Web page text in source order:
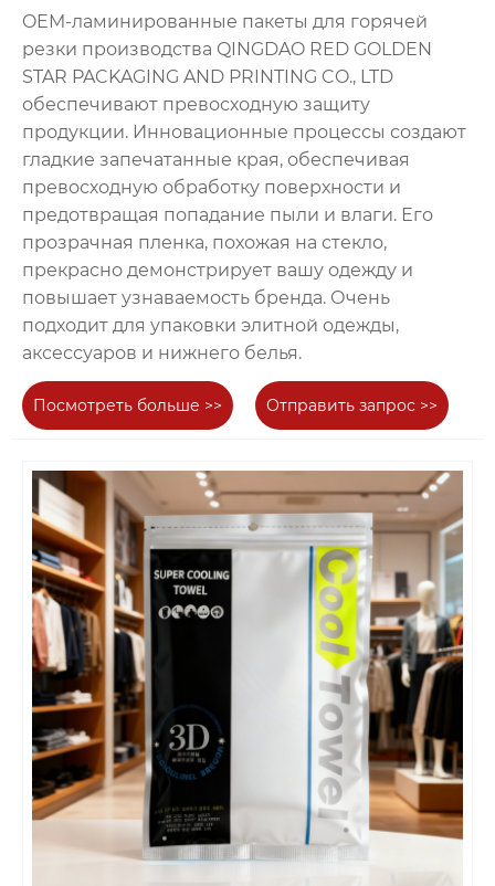
OEM-ламинированные пакеты для горячей
резки производства QINGDAO RED GOLDEN
STAR PACKAGING AND PRINTING CO., LTD
обеспечивают превосходную защиту
продукции. Инновационные процессы создают
гладкие запечатанные края, обеспечивая
превосходную обработку поверхности и
предотвращая попадание пыли и влаги. Его
прозрачная пленка, похожая на стекло,
прекрасно демонстрирует вашу одежду и
повышает узнаваемость бренда. Очень
подходит для упаковки элитной одежды,
аксессуаров и нижнего белья.
Посмотреть больше >> Отправить запрос >>